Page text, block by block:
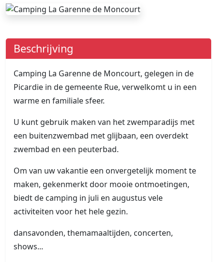
Beschrijving
Camping La Garenne de Moncourt, gelegen in de
Picardie in de gemeente Rue, verwelkomt u in een
warme en familiale sfeer.
U kunt gebruik maken van het zwemparadijs met
een buitenzwembad met glijbaan, een overdekt
zwembad en een peuterbad.
Om van uw vakantie een onvergetelijk moment te
maken, gekenmerkt door mooie ontmoetingen,
biedt de camping in juli en augustus vele
activiteiten voor het hele gezin.
dansavonden, themamaaltijden, concerten,
shows...